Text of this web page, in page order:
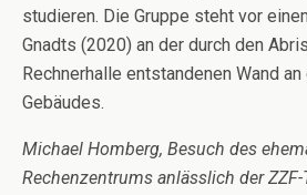
studieren. Die Gruppe steht vor
Gnadts (2020) an der durch den
Rechnerhalle entstandenen Wand
Gebäudes.
Michael Homberg, Besuch des
Rechenzentrums anlässlich der